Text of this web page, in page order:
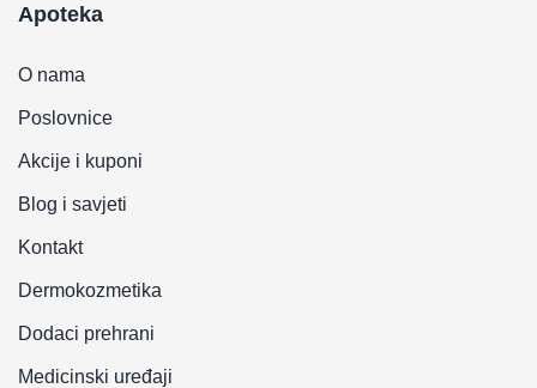
Apoteka
O nama
Poslovnice
Akcije i kuponi
Blog i savjeti
Kontakt
Dermokozmetika
Dodaci prehrani
Medicinski uređaji